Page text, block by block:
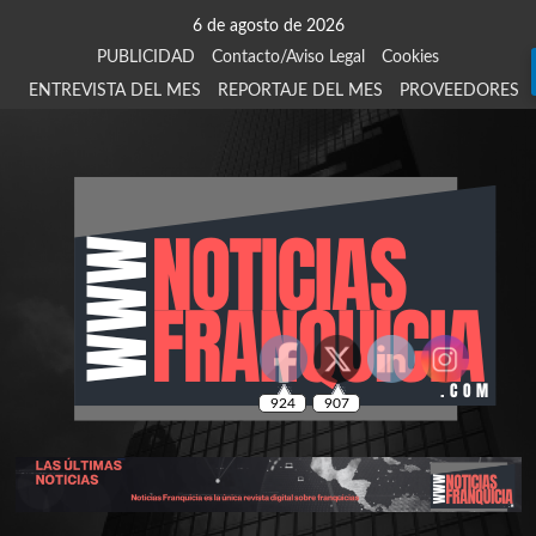
6 de agosto de 2026
PUBLICIDAD
Contacto/Aviso Legal
Cookies
ENTREVISTA DEL MES
REPORTAJE DEL MES PROVEEDORES
924 907